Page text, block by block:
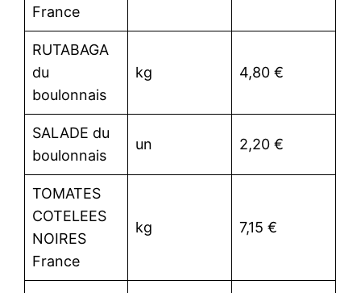
France
RUTABAGA
du
boulonnais
kg 4,80 €
SALADE du
boulonnais
un 2,20 €
TOMATES
COTELEES
NOIRES
France
kg 7,15 €